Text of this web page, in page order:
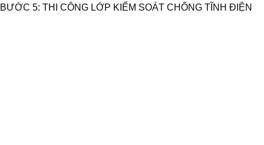
BƯỚC 5: THI CÔNG LỚP KIỂM SOÁT CHỐNG TĨNH ĐIỆN